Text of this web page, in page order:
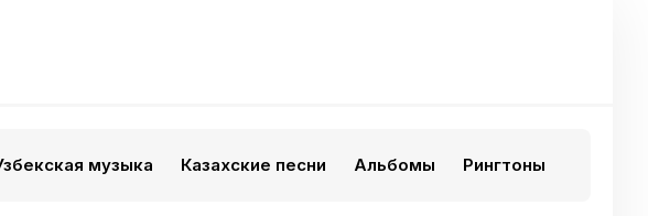
музыка Казахские песни Альбомы Рингтоны